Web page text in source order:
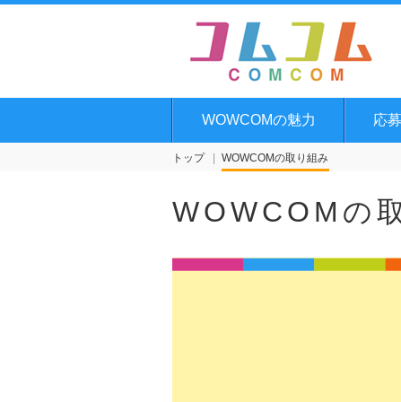
WOWCOMの魅力 応
トップ WOWCOMの取り組み
WOWCOMの